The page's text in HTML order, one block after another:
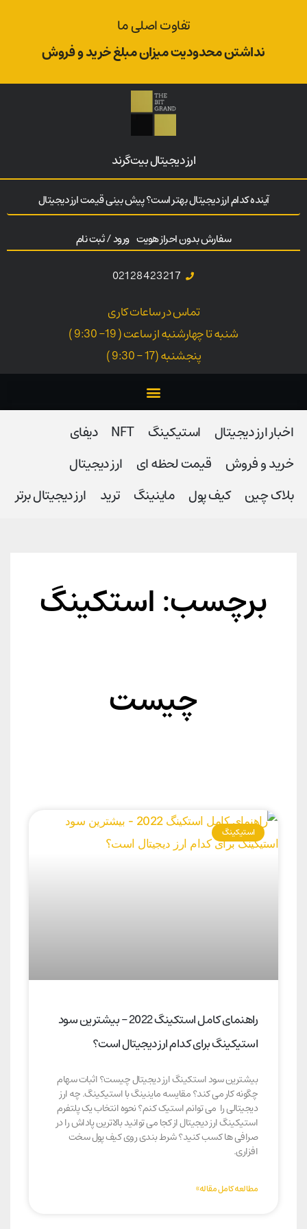
تفاوت اصلی ما
نداشتن محدودیت میزان مبلغ خرید و فروش
ارز‌ دیجیتال بیت‌گرند
آینده کدام ارز دیجیتال بهتر است؟ پیش بینی قیمت ارز دیجیتال
سفارش بدون احراز هویت ورود / ثبت نام
02128423217
تماس در ساعات کاری
شنبه تا چهارشنبه از ساعت ( 19- 9:30 )
پنجشنبه (17 - 9:30 )
اخبار ارز دیجیتال استیکینگ NFT
دیفای
خرید و فروش
قیمت لحظه ای
ارز دیجیتال
بلاک‌ چین
کیف پول ماینینگ ترید ارز دیجیتال برتر
برچسب: استکینگ
چیست
استیکینگ
راهنمای کامل استکینگ 2022 – بیشترین سود
استیکینگ برای کدام ارز دیجیتال است؟
بیشترین سود استکینگ ارز دیجیتال چیست؟ اثبات سهام
چگونه کار می کند؟ مقایسه ماینینگ با استیکینگ. چه ارز
دیجیتالی را می توانم استیک کنم؟ نحوه انتخاب یک پلتفرم
استیکینگ ارز دیجیتال از کجا می توانید بالاترین پاداش را در
صرافی ها کسب کنید؟ شرط بندی روی کیف پول سخت
افزاری.
مطالعه کامل مقاله»